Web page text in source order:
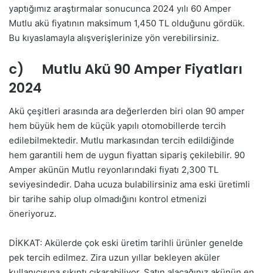
yaptığımız araştırmalar sonucunca 2024 yılı 60 Amper
Mutlu akü fiyatının maksimum 1,450 TL olduğunu gördük.
Bu kıyaslamayla alışverişlerinize yön verebilirsiniz.
c) Mutlu Akü 90 Amper Fiyatları
2024
Akü çeşitleri arasında ara değerlerden biri olan 90 amper
hem büyük hem de küçük yapılı otomobillerde tercih
edilebilmektedir. Mutlu markasından tercih edildiğinde
hem garantili hem de uygun fiyattan sipariş çekilebilir. 90
Amper akünün Mutlu reyonlarındaki fiyatı 2,300 TL
seviyesindedir. Daha ucuza bulabilirsiniz ama eski üretimli
bir tarihe sahip olup olmadığını kontrol etmenizi
öneriyoruz.
DİKKAT: Akülerde çok eski üretim tarihli ürünler genelde
pek tercih edilmez. Zira uzun yıllar bekleyen aküler